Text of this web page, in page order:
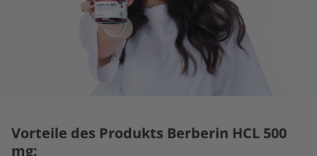
Vorteile des Produkts Berberin HCL 500
mg: